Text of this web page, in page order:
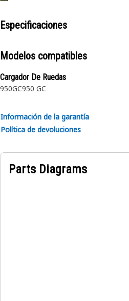
Especificaciones
Modelos compatibles
Cargador De Ruedas
950GC950 GC
Información de la garantía
Política de devoluciones
Parts Diagrams